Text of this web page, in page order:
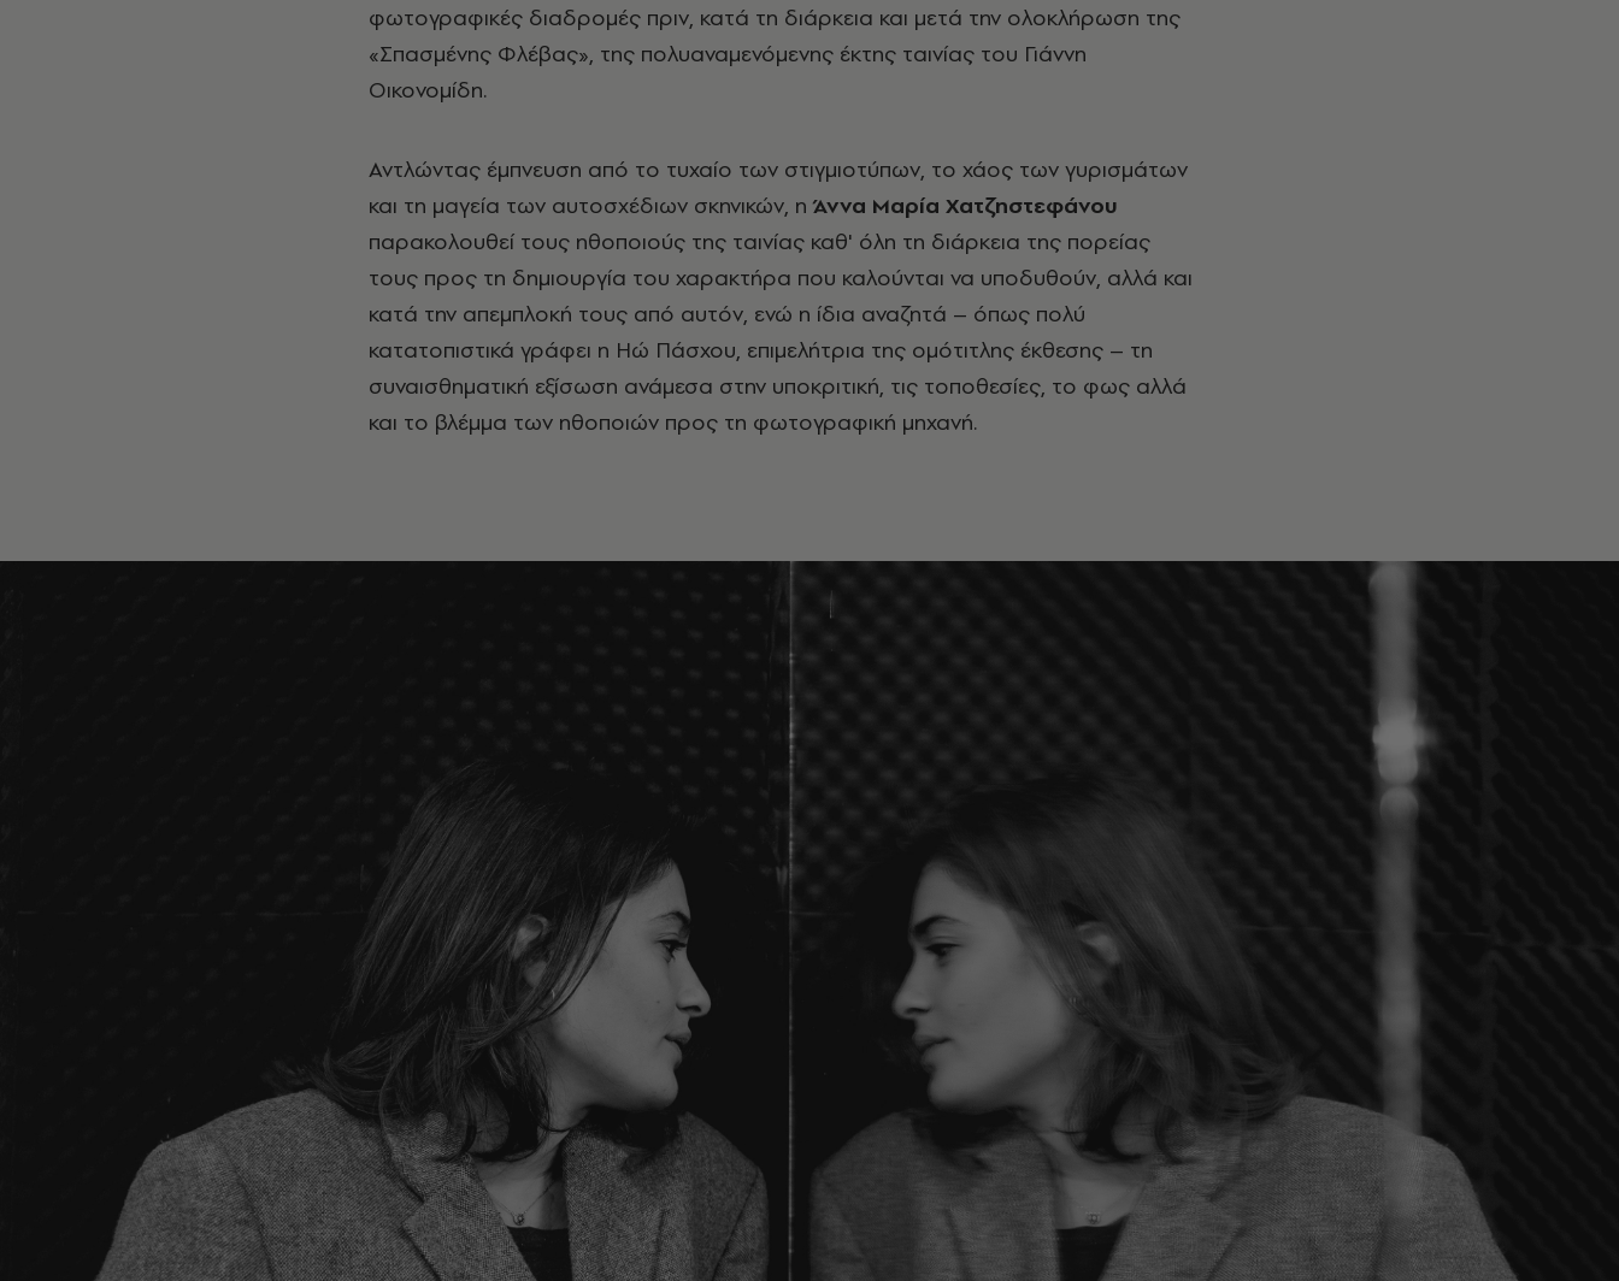
φωτογραφικές διαδρομές πριν, κατά τη διάρκεια και μετά την ολοκλήρωση της
«Σπασμένης Φλέβας», της πολυαναμενόμενης έκτης ταινίας του Γιάννη
Οικονομίδη.
Αντλώντας έμπνευση από το τυχαίο των στιγμιoτύπων, το χάος των γυρισμάτων
και τη μαγεία των αυτοσχέδιων σκηνικών, η Άννα Μαρία Χατζηστεφάνου
παρακολουθεί τους ηθοποιούς της ταινίας καθ' όλη τη διάρκεια της πορείας
τους προς τη δημιουργία του χαρακτήρα που καλούνται να υποδυθούν, αλλά και
κατά την απεμπλοκή τους από αυτόν, ενώ η ίδια αναζητά – όπως πολύ
κατατοπιστικά γράφει η Ηώ Πάσχου, επιμελήτρια της ομότιτλης έκθεσης – τη
συναισθηματική εξίσωση ανάμεσα στην υποκριτική, τις τοποθεσίες, το φως αλλά
και το βλέμμα των ηθοποιών προς τη φωτογραφική μηχανή.